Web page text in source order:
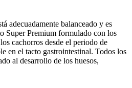
adecuadamente balanceado y es
Super Premium formulado con los
cachorros desde el periodo de
en el tacto gastrointestinal. Todos los
al desarrollo de los huesos,